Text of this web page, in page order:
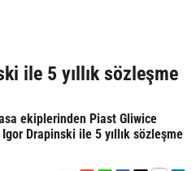
ile 5 yıllık sözleşme
ekiplerinden Piast Gliwice
Drapinski ile 5 yıllık sözleşme